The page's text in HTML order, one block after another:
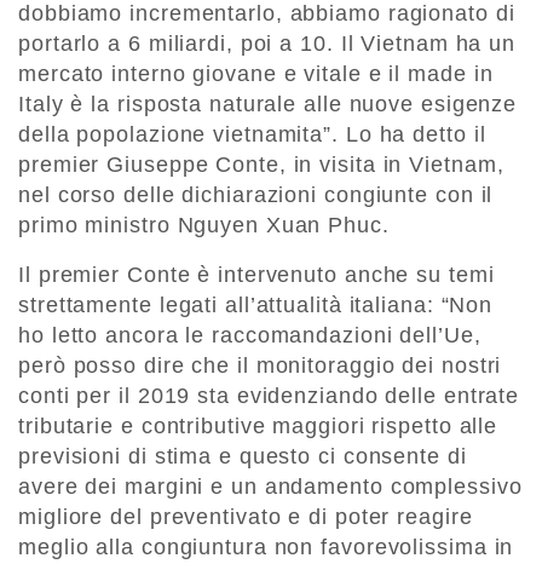
dobbiamo incrementarlo, abbiamo ragionato di
portarlo a 6 miliardi, poi a 10. Il Vietnam ha un
mercato interno giovane e vitale e il made in
Italy è la risposta naturale alle nuove esigenze
della popolazione vietnamita”. Lo ha detto il
premier Giuseppe Conte, in visita in Vietnam,
nel corso delle dichiarazioni congiunte con il
primo ministro Nguyen Xuan Phuc.
Il premier Conte è intervenuto anche su temi
strettamente legati all’attualità italiana: “Non
ho letto ancora le raccomandazioni dell’Ue,
però posso dire che il monitoraggio dei nostri
conti per il 2019 sta evidenziando delle entrate
tributarie e contributive maggiori rispetto alle
previsioni di stima e questo ci consente di
avere dei margini e un andamento complessivo
migliore del preventivato e di poter reagire
meglio alla congiuntura non favorevolissima in